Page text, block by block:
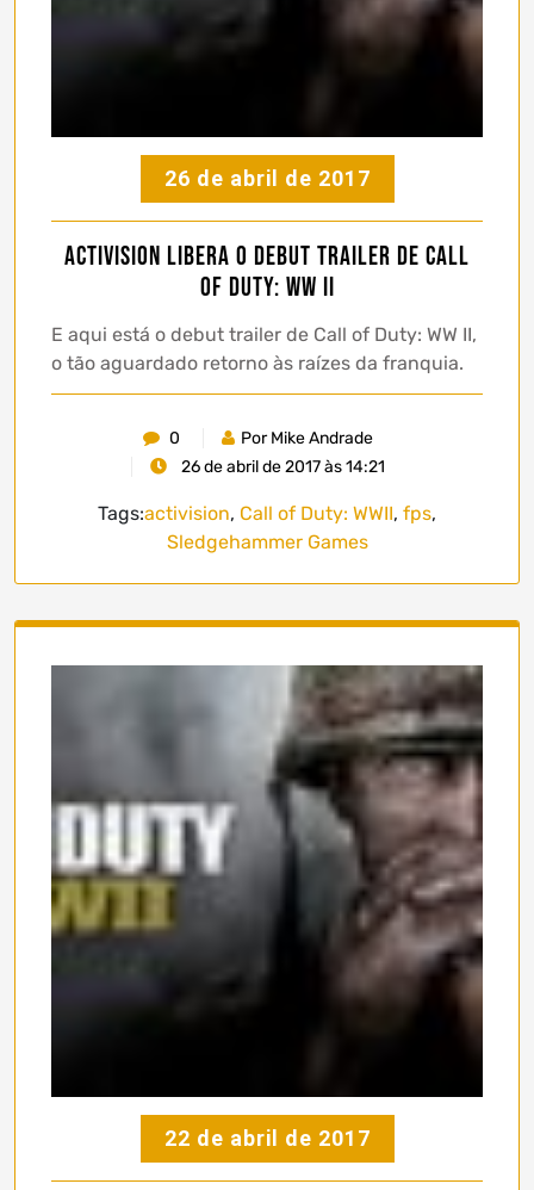
26 de abril de 2017
Activision libera o debut trailer de Call
of Duty: WW II
E aqui está o debut trailer de Call of Duty: WW II,
o tão aguardado retorno às raízes da franquia.
0
Por Mike Andrade
26 de abril de 2017 às 14:21
Tags:activision, Call of Duty: WWII, fps,
Sledgehammer Games
22 de abril de 2017